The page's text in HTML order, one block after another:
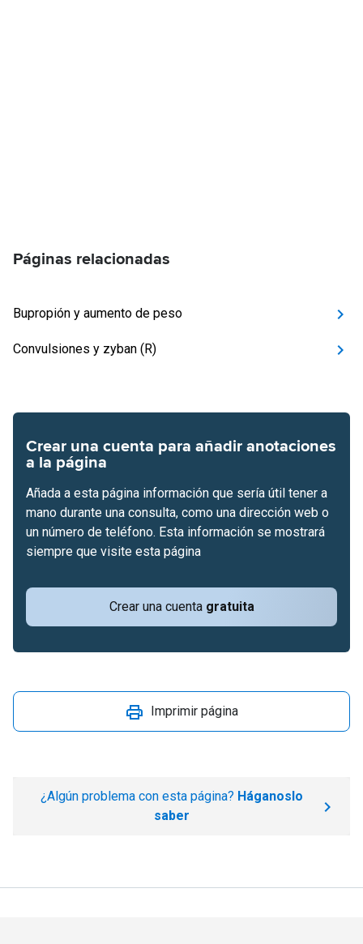
Páginas relacionadas
Bupropión y aumento de peso
Convulsiones y zyban (R)
Crear una cuenta para añadir anotaciones
a la página
Crear una cuenta gratuita
Añada a esta página información que sería útil tener a
mano durante una consulta, como una dirección web o
un número de teléfono. Esta información se mostrará
siempre que visite esta página
Imprimir página
¿Algún problema con esta página? Háganoslo
saber